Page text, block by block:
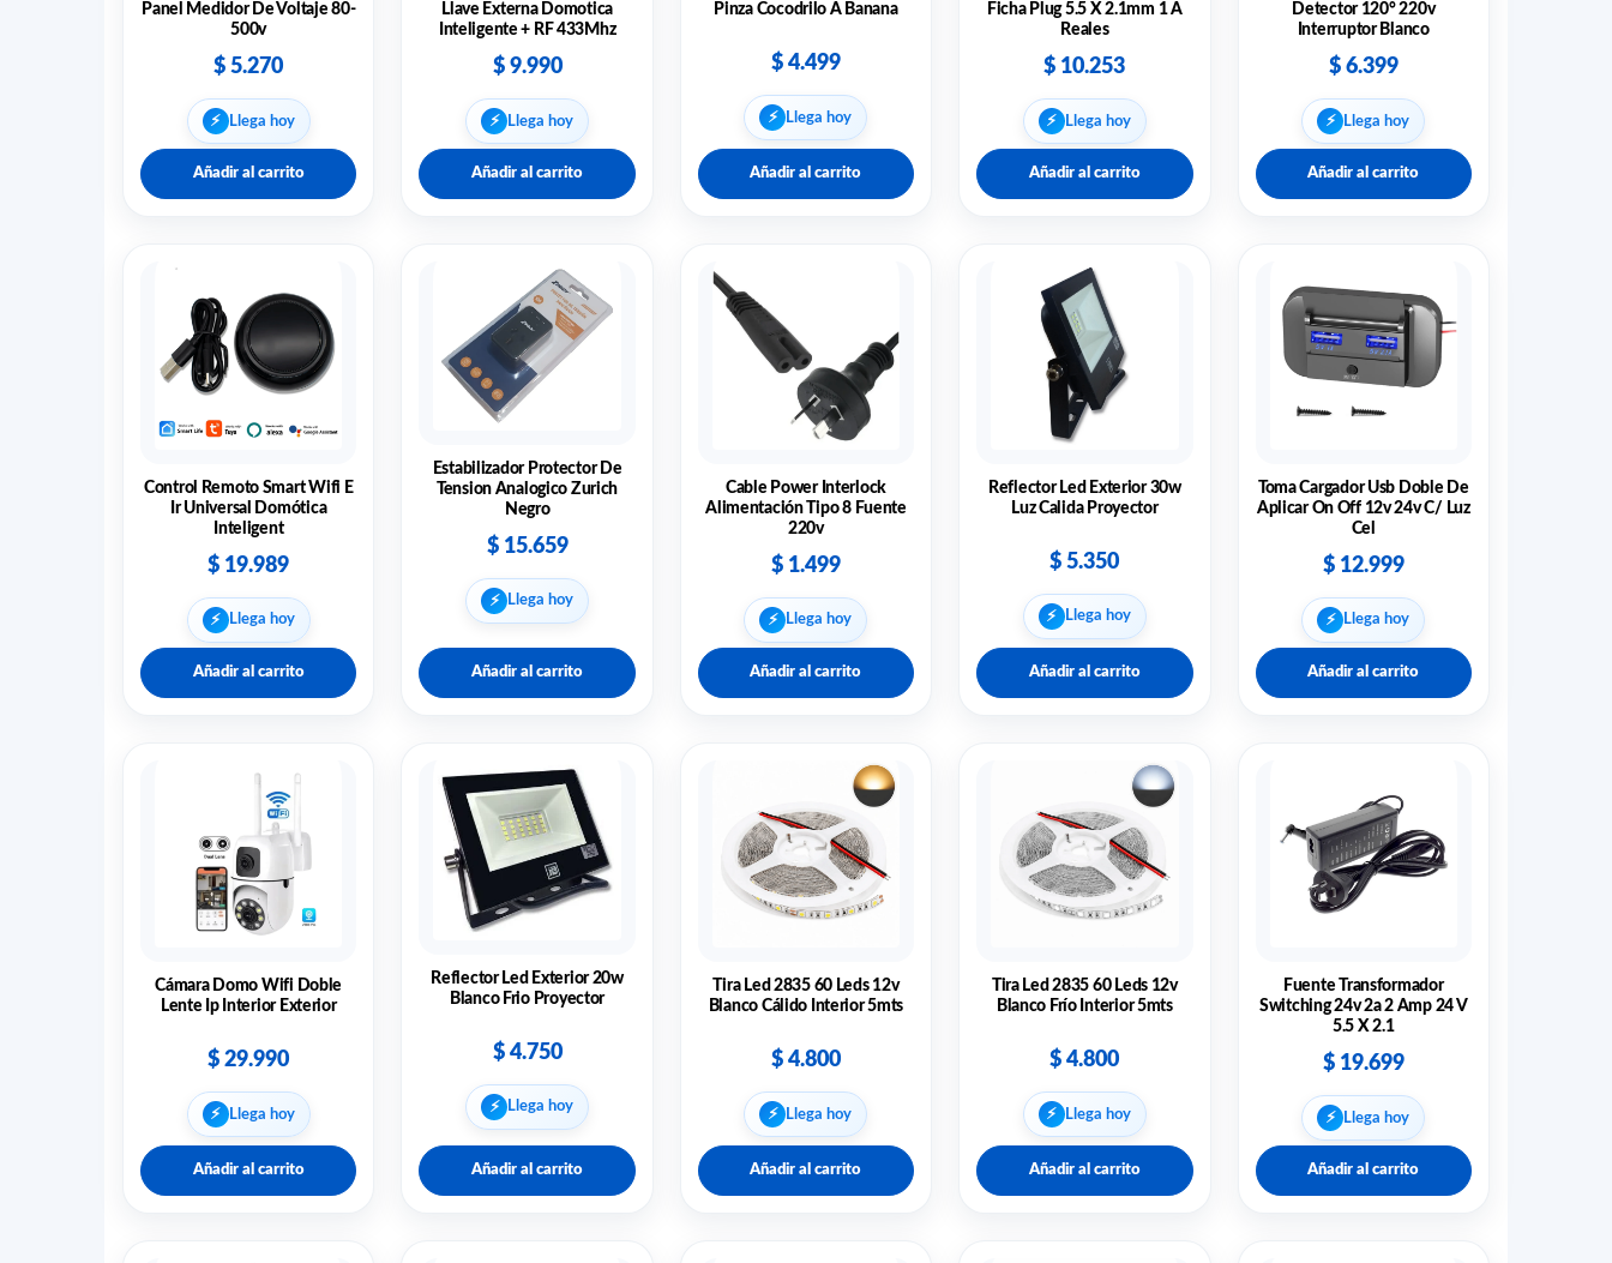
Panel Medidor De Voltaje 80-
500v
$ 5.270
⚡︎ Llega hoy
Añadir al carrito
Llave Externa Domotica
Inteligente + RF 433Mhz
$9.990
⚡︎ Llega hoy
Añadir al carrito
Pinza Cocodrilo A Banana
$4.499
⚡︎ Llega hoy
Añadir al carrito
Ficha Plug 5.5 X 2.1mm 1 A
Reales
$ 10.253
⚡︎ Llega hoy
Añadir al carrito
Detector 120° 220v
Interruptor Blanco
$6.399
⚡︎ Llega hoy
Añadir al carrito
Control Remoto Smart Wifi E
Ir Universal Domótica
Inteligent
$ 19.989
⚡︎ Llega hoy
Añadir al carrito
Estabilizador Protector De
Tension Analogico Zurich
Negro
$15.659
⚡︎ Llega hoy
Añadir al carrito
Cable Power Interlock
Alimentación Tipo 8 Fuente
220v
$1.499
⚡︎ Llega hoy
Añadir al carrito
Reflector Led Exterior 30w
Luz Calida Proyector
$ 5.350
⚡︎ Llega hoy
Añadir al carrito
Toma Cargador Usb Doble De
Aplicar On Off 12v 24v C/ Luz
Cel
$12.999
⚡︎ Llega hoy
Añadir al carrito
Cámara Domo Wifi Doble
Lente Ip Interior Exterior
$ 29.990
⚡︎ Llega hoy
Añadir al carrito
Reflector Led Exterior 20w
Blanco Frio Proyector
$4.750
⚡︎ Llega hoy
Añadir al carrito
Tira Led 2835 60 Leds 12v
Blanco Cálido Interior 5mts
$4.800
⚡︎ Llega hoy
Añadir al carrito
Tira Led 2835 60 Leds 12v
Blanco Frío Interior 5mts
$ 4.800
⚡︎ Llega hoy
Añadir al carrito
Fuente Transformador
Switching 24v 2a 2 Amp 24 V
5.5 X 2.1
$19.699
⚡︎ Llega hoy
Añadir al carrito